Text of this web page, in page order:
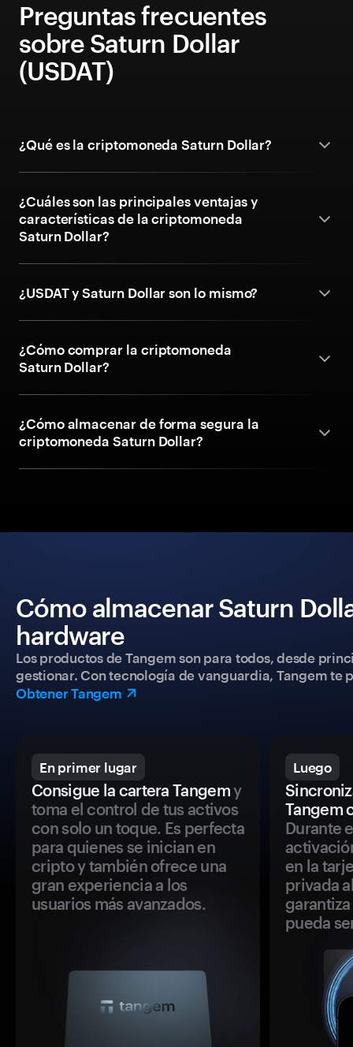
Preguntas frecuentes
sobre Saturn Dollar
(USDAT)
¿Qué es la criptomoneda Saturn Dollar?
¿Cuáles son las principales ventajas y
características de la criptomoneda
Saturn Dollar?
¿USDAT y Saturn Dollar son lo mismo?
¿Cómo comprar la criptomoneda
Saturn Dollar?
¿Cómo almacenar de forma segura la
criptomoneda Saturn Dollar?
Cómo almacenar Saturn
hardware
Los productos de Tangem son para todos, desde
gestionar. Con tecnología de vanguardia, Tangem
Obtener Tangem
En primer lugar
Consigue la cartera Tangemy
toma el control de tus activos
con solo un toque. Es perfecta
para quienes se inician en
cripto y también ofrece una
gran experiencia a los
usuarios más avanzados.
Luego
Tangem
Durante
en la
privada
pueda